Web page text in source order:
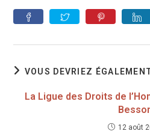
VOUS DEVRIEZ
La Ligue des Droits de
12 août